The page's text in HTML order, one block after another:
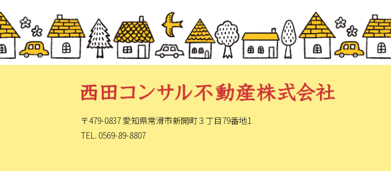
〒479-0837 愛知県常滑市新開町３丁目79番地1
TEL. 0569-89-8807